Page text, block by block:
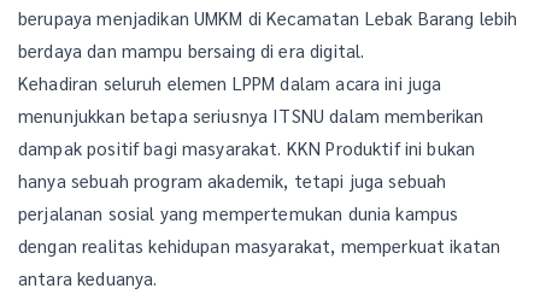
berupaya menjadikan UMKM di Kecamatan Lebak Barang lebih
berdaya dan mampu bersaing di era digital.
Kehadiran seluruh elemen LPPM dalam acara ini juga
menunjukkan betapa seriusnya ITSNU dalam memberikan
dampak positif bagi masyarakat. KKN Produktif ini bukan
hanya sebuah program akademik, tetapi juga sebuah
perjalanan sosial yang mempertemukan dunia kampus
dengan realitas kehidupan masyarakat, memperkuat ikatan
antara keduanya.